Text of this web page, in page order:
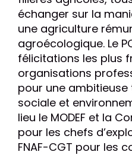
échanger sur la
une agriculture
agroécologique. Le
félicitations les plus
organisations
pour une
sociale et
lieu le MODEF et la
pour les chefs
FNAF-CGT pour les